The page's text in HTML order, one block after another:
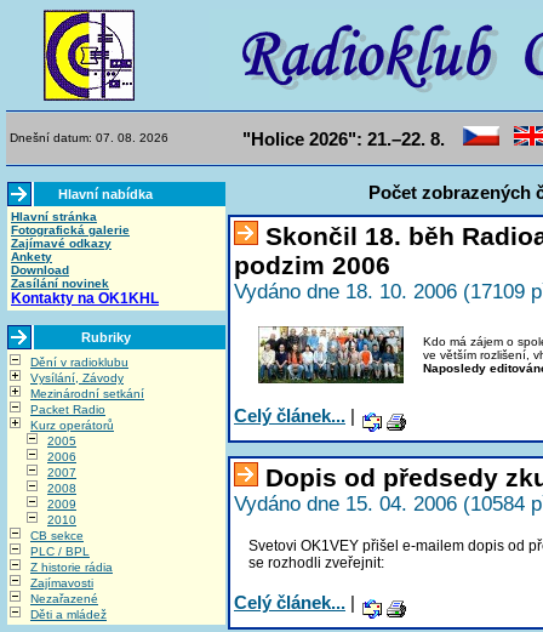
Dnešní datum: 07. 08. 2026 "Holice 2026": 21.–22. 8.
Hlavní nabídka
Hlavní stránka
Fotografická galerie
Zajímavé odkazy
Ankety
Download
Zasílání novinek
Kontakty na OK1KHL
Rubriky
Dění v radioklubu
Vysílání, Závody
Mezinárodní setkání
Packet Radio
Kurz operátorů
2005
2006
2007
2008
2009
2010
CB sekce
PLC / BPL
Z historie rádia
Zajímavosti
Nezařazené
Děti a mládež
Počet zobrazených
Skončil 18. běh
podzim 2006
Vydáno dne 18. 10. 2006 (17109
Kdo má zájem o
ve větším rozlišení,
Naposledy
Celý článek... |
Dopis od předsedy
Vydáno dne 15. 04. 2006 (10584
Svetovi OK1VEY přišel e-mailem dopis od
se rozhodli zveřejnit:
Celý článek... |